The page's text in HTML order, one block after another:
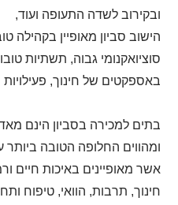
ובקירוב לשדה התעופה ועוד,
הישוב סביון מאופיין בקהילה
סוציואקנומי גבוה, תשתיות
באספקטים של חינוך,
בתים למכירה בסביון הינם
ומהווים החלופה הטובה ביותר
אשר מאופיינים באיכות חיים
חינוך, תרבות, הוואי, טיפוח